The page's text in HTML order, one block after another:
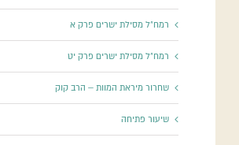
רמח"ל מסילת ישרים פרק א
רמח"ל מסילת ישרים פרק יט
שחרור מיראת המוות – הרב קוק
שיעור פתיחה